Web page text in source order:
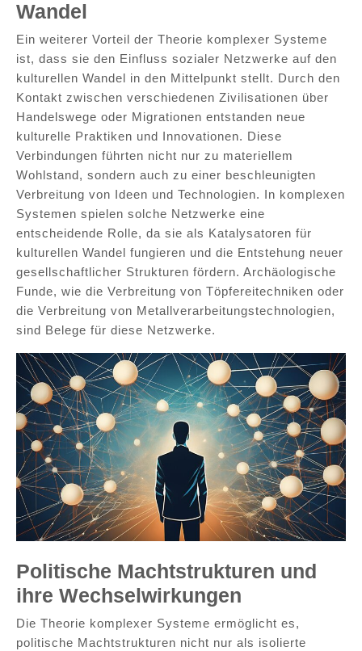
Wandel
Ein weiterer Vorteil der Theorie komplexer Systeme
ist, dass sie den Einfluss sozialer Netzwerke auf den
kulturellen Wandel in den Mittelpunkt stellt. Durch den
Kontakt zwischen verschiedenen Zivilisationen über
Handelswege oder Migrationen entstanden neue
kulturelle Praktiken und Innovationen. Diese
Verbindungen führten nicht nur zu materiellem
Wohlstand, sondern auch zu einer beschleunigten
Verbreitung von Ideen und Technologien. In komplexen
Systemen spielen solche Netzwerke eine
entscheidende Rolle, da sie als Katalysatoren für
kulturellen Wandel fungieren und die Entstehung neuer
gesellschaftlicher Strukturen fördern. Archäologische
Funde, wie die Verbreitung von Töpfereitechniken oder
die Verbreitung von Metallverarbeitungstechnologien,
sind Belege für diese Netzwerke.
Politische Machtstrukturen und
ihre Wechselwirkungen
Die Theorie komplexer Systeme ermöglicht es,
politische Machtstrukturen nicht nur als isolierte